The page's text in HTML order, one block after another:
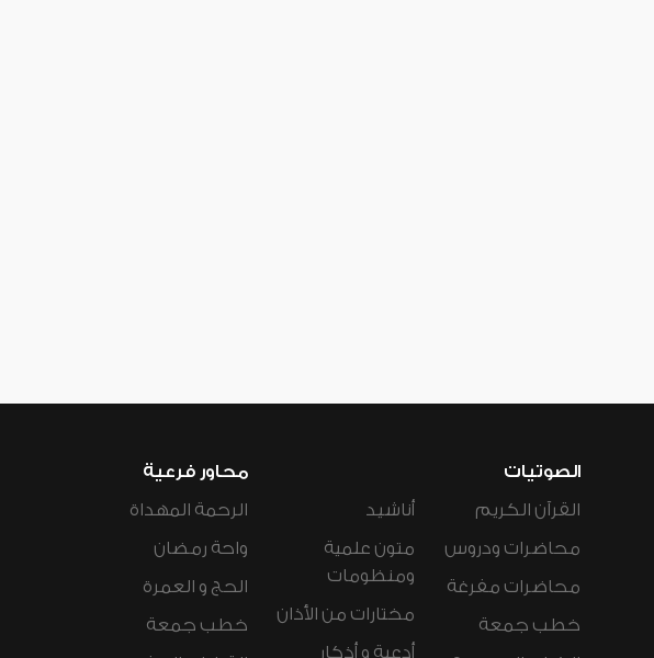
الصوتيات
القرآن الكريم
محاضرات ودروس
محاضرات مفرغة
خطب جمعة
أناشيد
متون علمية
ومنظومات
مختارات من الأذان
أدعية و أذكار
محاور فرعية
الرحمة المهداة
واحة رمضان
الحج و العمرة
خطب جمعة